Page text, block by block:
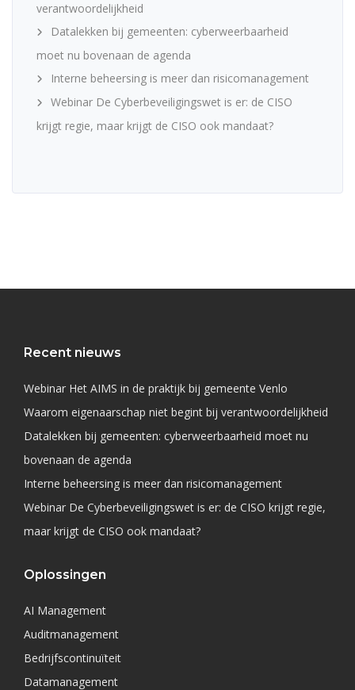
verantwoordelijkheid
Datalekken bij gemeenten: cyberweerbaarheid
moet nu bovenaan de agenda
Interne beheersing is meer dan risicomanagement
Webinar De Cyberbeveiligingswet is er: de CISO
krijgt regie, maar krijgt de CISO ook mandaat?
Recent nieuws
Webinar Het AIMS in de praktijk bij gemeente Venlo
Waarom eigenaarschap niet begint bij verantwoordelijkheid
Datalekken bij gemeenten: cyberweerbaarheid moet nu
bovenaan de agenda
Interne beheersing is meer dan risicomanagement
Webinar De Cyberbeveiligingswet is er: de CISO krijgt regie,
maar krijgt de CISO ook mandaat?
Oplossingen
AI Management
Auditmanagement
Bedrijfscontinuïteit
Datamanagement